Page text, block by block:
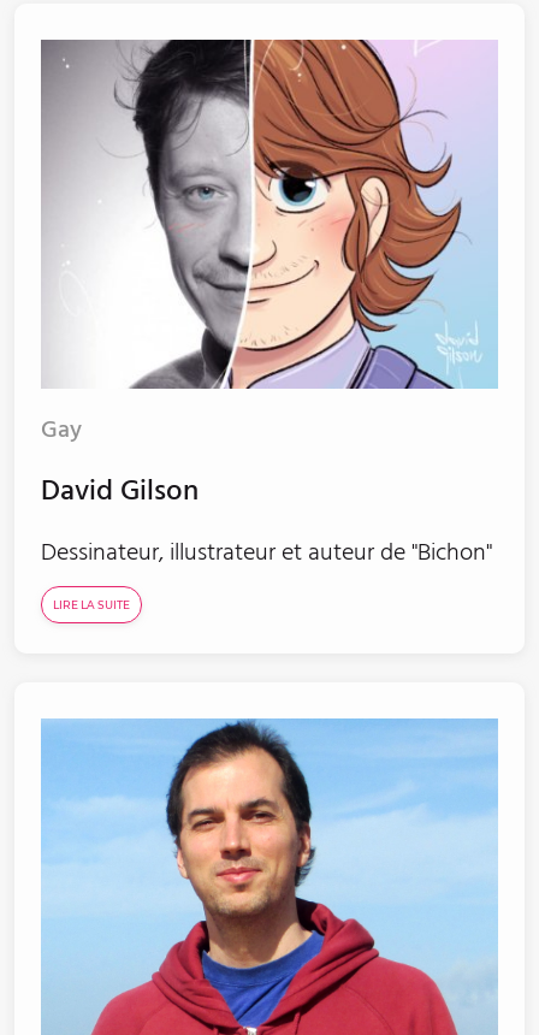
Gay
David Gilson
Dessinateur, illustrateur et auteur de "Bichon"
LIRE LA SUITE